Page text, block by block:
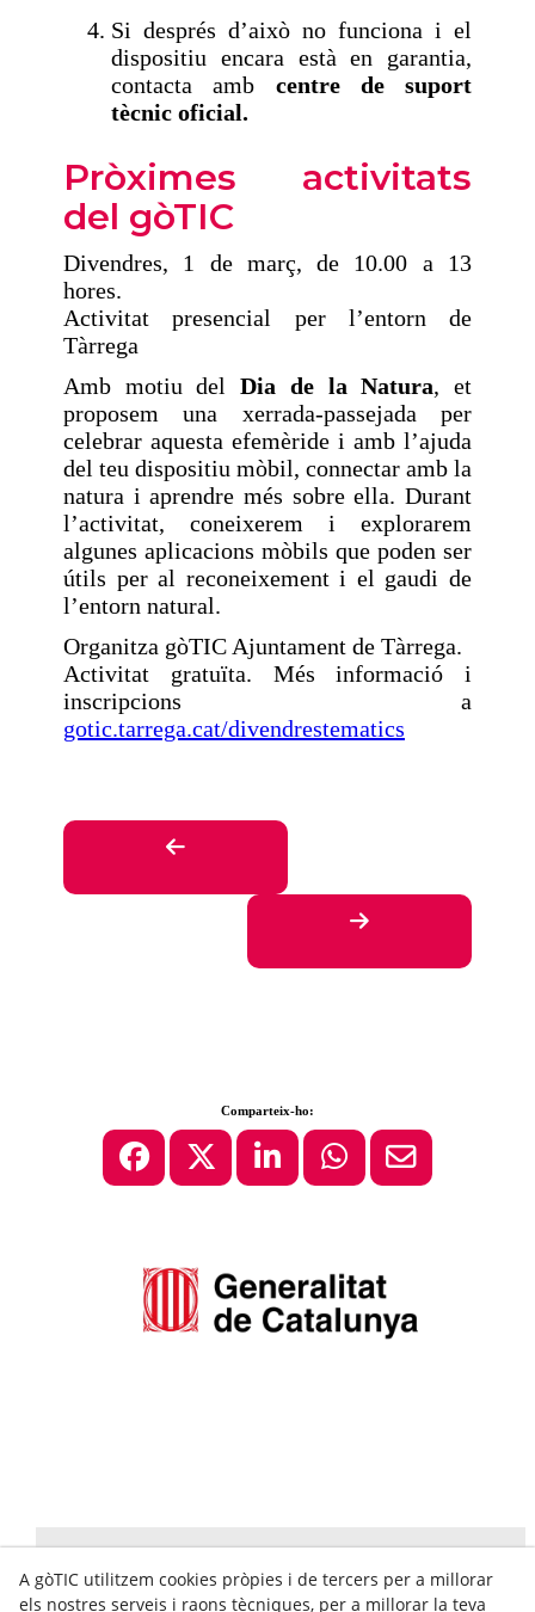
Si després d’això no funciona i el
dispositiu encara està en garantia,
contacta amb centre de suport
tècnic oficial.
Pròximes activitats
del gòTIC
Divendres, 1 de març, de 10.00 a 13
hores.
Activitat presencial per l’entorn de
Tàrrega
Amb motiu delDia de la Natura, et
proposem una xerrada-passejada per
celebrar aquesta efemèride i amb l’ajuda
del teu dispositiu mòbil, connectar amb la
natura i aprendre més sobre ella. Durant
l’activitat, coneixerem i explorarem
algunes aplicacions mòbils que poden ser
útils per al reconeixement i el gaudi de
l’entorn natural.
Organitza gòTIC Ajuntament de Tàrrega.
Activitat gratuïta. Més informació i
inscripcions a
gotic.tarrega.cat/divendrestematics
Comparteix-ho:
A gòTIC utilitzem cookies pròpies i de tercers per a millorar
els nostres serveis i raons tècniques, per a millorar la teva